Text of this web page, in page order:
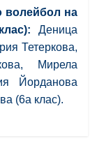
волейбол на
Деница
Тетеркова,
Мирела
Йорданова
(6а клас).